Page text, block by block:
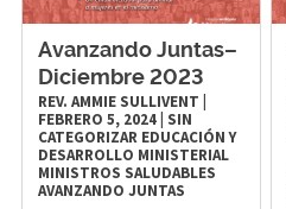
Avanzando Juntas–
Diciembre 2023
REV. AMMIE SULLIVENT
FEBRERO 5, 2024| SIN
CATEGORIZAR EDUCACIÓN Y
DESARROLLO MINISTERIAL
MINISTROS SALUDABLES
AVANZANDO JUNTAS